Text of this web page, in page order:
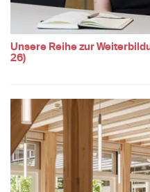
Unsere Reihe zur
26)